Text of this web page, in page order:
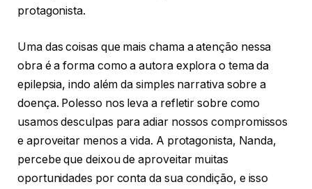
protagonista.
Uma das coisas que mais chama a atenção nessa
obra é a forma como a autora explora o tema da
epilepsia, indo além da simples narrativa sobre a
doença. Polesso nos leva a refletir sobre como
usamos desculpas para adiar nossos compromissos
e aproveitar menos a vida. A protagonista, Nanda,
percebe que deixou de aproveitar muitas
oportunidades por conta da sua condição, e isso